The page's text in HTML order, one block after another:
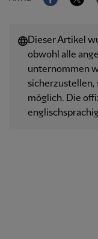
Dieser Artikel
obwohl alle
unternommen
sicherzustellen,
möglich. Die